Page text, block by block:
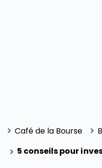
Café de la Bourse
5 conseils pour